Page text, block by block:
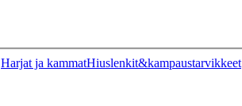
Harjat ja kammatHiuslenkit&kampaustarvikkeet